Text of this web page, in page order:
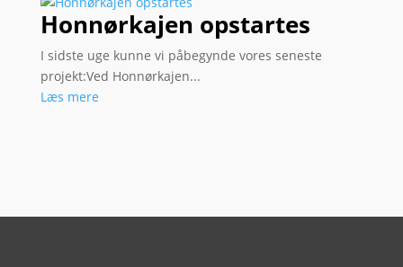
Honnørkajen opstartes
I sidste uge kunne vi påbegynde vores seneste
projekt:Ved Honnørkajen...
Læs mere